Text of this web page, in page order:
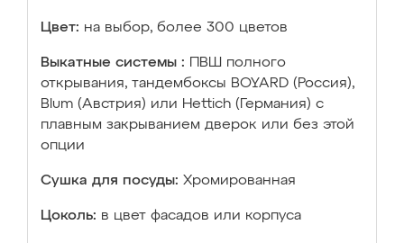
Цвет: на выбор, более 300 цветов
Выкатные системы :
ПВШ полного
открывания, тандембоксы BOYARD (Россия),
Blum (Австрия) или Hettich (Германия) с
плавным закрыванием дверок или без этой
опции
Сушка для посуды: Хромированная
Цоколь: в цвет фасадов или корпуса